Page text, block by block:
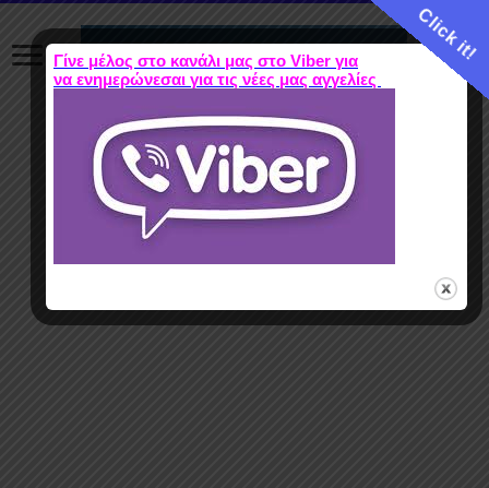
Click it!
Γίνε μέλος στο κανάλι μας στο Viber για
να ενημερώνεσαι για τις νέες μας αγγελίες